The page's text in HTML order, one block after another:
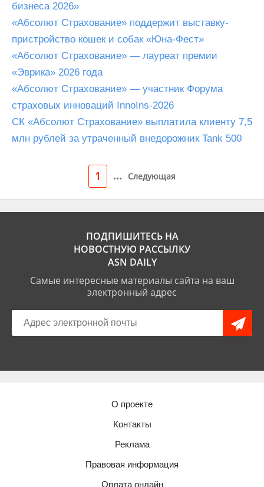
бизнеса 2026»
«Абсолют Страхование» поддержит выставку-
пристройство кошек и собак «Юна-Фест»
«Абсолют Страхование» — лауреат премии
«Эврика» 2026 года
«Абсолют Страхование» — участник Форума
страховых инноваций InnoIns-2026
СК «Абсолют Страхование» выплатила клиенту 7,5
млн рублей за утраченный внедорожник Tank 500
1 ... Следующая
ПОДПИШИТЕСЬ НА
НОВОСТНУЮ РАССЫЛКУ
ASN DAILY
Самые интересные материалы сайта на ваш
электронный адрес
О проекте
Контакты
Реклама
Правовая информация
Оплата онлайн